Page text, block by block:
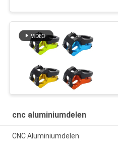
cnc aluminiumdelen
CNC Aluminiumdelen